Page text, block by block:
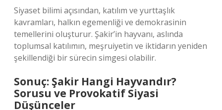
Siyaset bilimi açısından, katılım ve yurttaşlık
kavramları, halkın egemenliği ve demokrasinin
temellerini oluşturur. Şakir’in hayvanı, aslında
toplumsal katılımın, meşruiyetin ve iktidarın yeniden
şekillendiği bir sürecin simgesi olabilir.
Sonuç: Şakir Hangi Hayvandır?
Sorusu ve Provokatif Siyasi
Düşünceler